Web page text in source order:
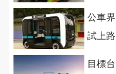
公車
試上路
目標